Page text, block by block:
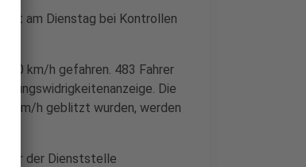
am Dienstag bei Kontrollen
50 km/h gefahren. 483 Fahrer
Die
km/h geblitzt wurden, werden
der Dienststelle